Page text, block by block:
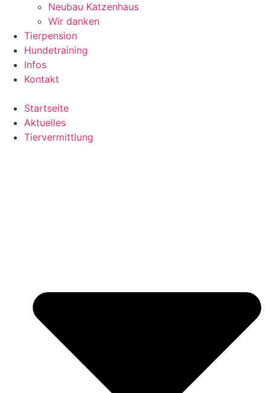
Neubau Katzenhaus
Wir danken
Tierpension
Hundetraining
Infos
Kontakt
Startseite
Aktuelles
Tiervermittlung